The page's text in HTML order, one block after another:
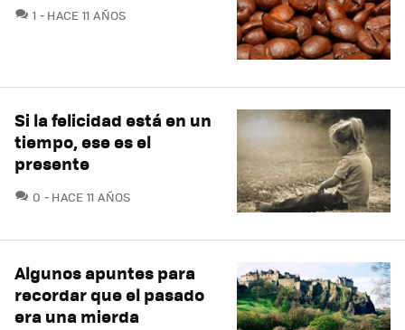
1 COMENTARIOS
HACE 11 AÑOS
Si la felicidad está en un
tiempo, ese es el
presente
0 COMENTARIOS
HACE 11 AÑOS
Algunos apuntes para
recordar que el pasado
era una mierda